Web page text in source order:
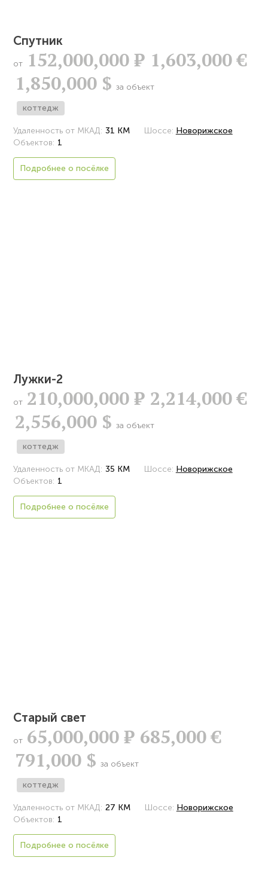
Спутник
от 152,000,000Р 1,603,000 €
1,850,000 $ за объект
коттедж
Удаленность от МКАД: 31 КМ Шоссе: Новорижское
Объектов: 1
Подробнее о посёлке
Лужки-2
от 210,000,000Р 2,214,000 €
2,556,000 $ за объект
коттедж
Удаленность от МКАД: 35 КМ Шоссе: Новорижское
Объектов: 1
Подробнее о посёлке
Старый свет
от 65,000,000Р 685,000 €
791,000 $ за объект
коттедж
Удаленность от МКАД: 27 КМ Шоссе: Новорижское
Объектов: 1
Подробнее о посёлке